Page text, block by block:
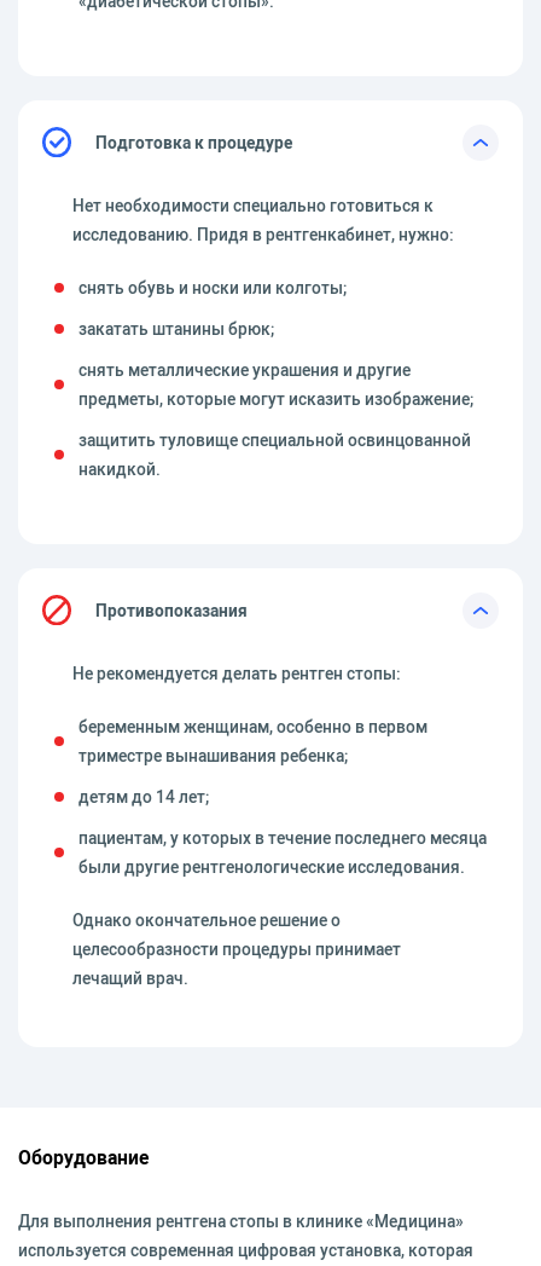
Подготовка к процедуре
Нет необходимости специально готовиться к
исследованию. Придя в рентгенкабинет, нужно:
снять обувь и носки или колготы;
закатать штанины брюк;
снять металлические украшения и другие
предметы, которые могут исказить изображение;
защитить туловище специальной освинцованной
накидкой.
Противопоказания
Не рекомендуется делать рентген стопы:
беременным женщинам, особенно в первом
триместре вынашивания ребенка;
детям до 14 лет;
пациентам, у которых в течение последнего месяца
были другие рентгенологические исследования.
Однако окончательное решение о
целесообразности процедуры принимает
лечащий врач.
Оборудование
Для выполнения рентгена стопы в клинике «Медицина»
используется современная цифровая установка, которая